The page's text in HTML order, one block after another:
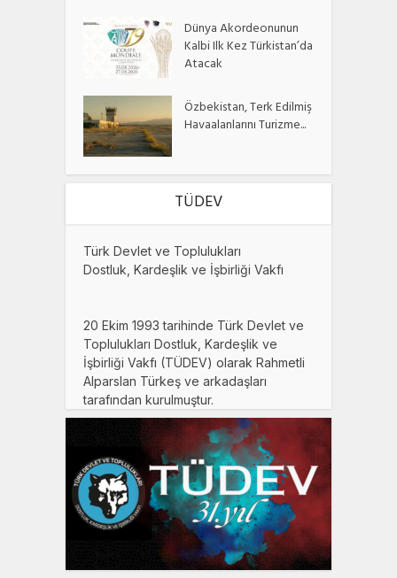
Dünya Akordeonunun
Kalbi Ilk Kez Türkistan’da
Atacak
Özbekistan, Terk Edilmiş
Havaalanlarını Turizme...
TÜDEV
Türk Devlet ve Toplulukları
Dostluk, Kardeşlik ve İşbirliği Vakfı
20 Ekim 1993 tarihinde Türk Devlet ve
Toplulukları Dostluk, Kardeşlik ve
İşbirliği Vakfı (TÜDEV) olarak Rahmetli
Alparslan Türkeş ve arkadaşları
tarafından kurulmuştur.